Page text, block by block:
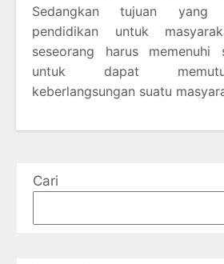
Sedangkan tujuan yang
pendidikan untuk
seseorang harus memenuhi
untuk dapat
keberlangsungan suatu
Cari